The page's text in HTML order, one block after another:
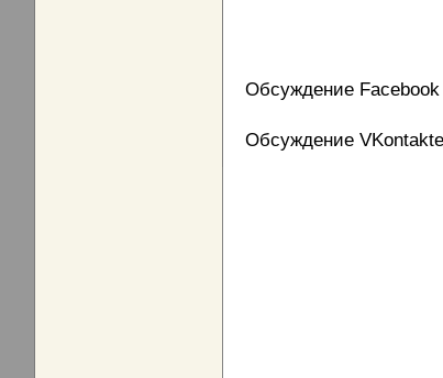
Обсуждение Facebook
Обсуждение VKontakte